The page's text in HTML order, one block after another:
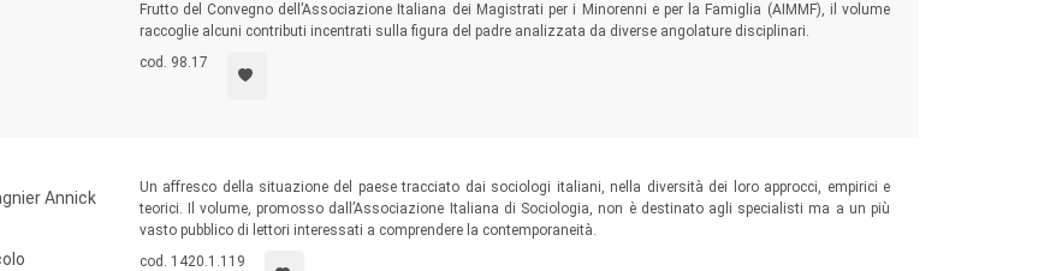
Frutto del Convegno dell’Associazione Italiana dei Magistrati per i Minorenni e per la Famiglia (AIMMF), il volume
raccoglie alcuni contributi incentrati sulla figura del padre analizzata da diverse angolature disciplinari.
cod. 98.17
Annick
Un affresco della situazione del paese tracciato dai sociologi italiani, nella diversità dei loro approcci, empirici e
teorici. Il volume, promosso dall’Associazione Italiana di Sociologia, non è destinato agli specialisti ma a un più
vasto pubblico di lettori interessati a comprendere la contemporaneità.
cod. 1420.1.119